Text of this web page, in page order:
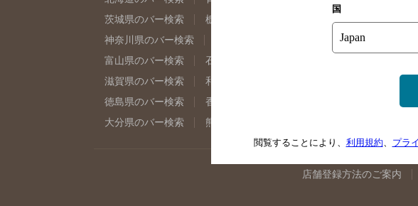
茨城県のバー検索
栃木県のバー検索
神奈川県のバー検索
埼玉県のバー検索
富山県のバー検索
石川県のバー検索
滋賀県のバー検索
和歌山県のバー検索
徳島県のバー検索
香川県のバー検索
大分県のバー検索
熊本県のバー検索
店舗登録方法のご案内
国
閲覧することにより、 利用規約、 プラ